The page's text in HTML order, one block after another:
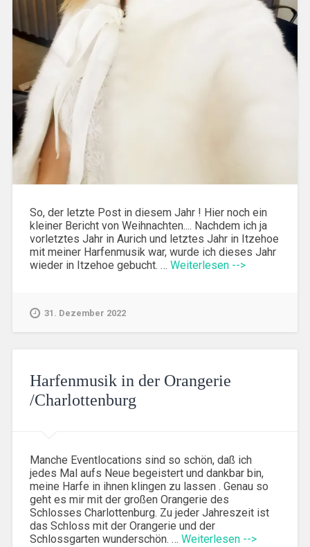
So, der letzte Post in diesem Jahr ! Hier noch ein
kleiner Bericht von Weihnachten.... Nachdem ich ja
vorletztes Jahr in Aurich und letztes Jahr in Itzehoe
mit meiner Harfenmusik war, wurde ich dieses Jahr
wieder in Itzehoe gebucht. … Weiterlesen -->
31. Dezember 2022
Harfenmusik in der Orangerie
/Charlottenburg
Manche Eventlocations sind so schön, daß ich
jedes Mal aufs Neue begeistert und dankbar bin,
meine Harfe in ihnen klingen zu lassen . Genau so
geht es mir mit der großen Orangerie des
Schlosses Charlottenburg. Zu jeder Jahreszeit ist
das Schloss mit der Orangerie und der
Schlossgarten wunderschön. … Weiterlesen -->